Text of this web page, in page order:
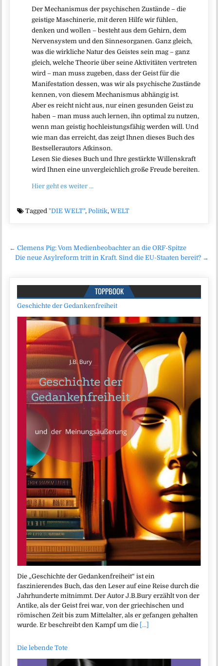
Der Mechanismus der psychischen Zustände – die
geistige Maschinerie, mit deren Hilfe wir fühlen,
denken und wollen – besteht aus dem Gehirn, dem
Nervensystem und den Sinnesorganen. Ganz gleich,
was die wirkliche Natur des Geistes sein mag – ganz
gleich, welche Theorie über seine Aktivitäten vertreten
wird – man muss zugeben, dass der Geist für die
Manifestation dessen, was wir als psychische Zustände
kennen, von diesem Mechanismus abhängig ist.
Aber es reicht nicht aus, nur einen gesunden Geist zu
haben – man muss auch lernen, ihn optimal zu nutzen,
wenn man geistig hochleistungsfähig werden will. Und
wie man das erreicht, das zeigt Ihnen dieses Buch des
Bestsellerautors Atkinson.
Lesen Sie dieses Buch und Ihre gestärkte Willenskraft
wird Ihnen eine unvergleichlich große Freude bereiten.
Hier geht es weiter …
Tagged"DIE WELT",Politik,WELT
Beitragsnavigation
← Clemens Pig: Vom Medienbeobachter an die ORF-Spitze
Die neue Asylreform tritt in Kraft. Sind die EU-Staaten bereit? →
TOPPBOOK
Geschichte der Gedankenfreiheit
Die „Geschichte der Gedankenfreiheit“ ist ein
faszinierendes Buch, das den Leser auf eine Reise durch die
Jahrhunderte mitnimmt. Der Autor J.B.Bury erzählt von der
Antike, als der Geist frei war, von der griechischen und
römischen Zeit bis zum Mittelalter, als er gefangen gehalten
wurde. Er beschreibt den Kampf um die [...]
Die lebende Tote